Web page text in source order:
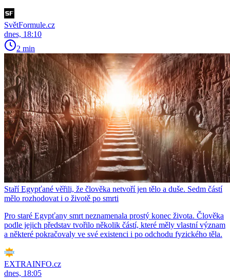
SvětFormule.cz
dnes, 18:10
2 min
Staří Egypťané věřili, že člověka netvoří jen tělo a duše. Sedm částí
mělo rozhodovat i o životě po smrti
Pro staré Egypťany smrt neznamenala prostý konec života. Člověka
podle jejich představ tvořilo několik částí, které měly vlastní význam
a některé pokračovaly ve své existenci i po odchodu fyzického těla.
EXTRAINFO.cz
dnes, 18:05